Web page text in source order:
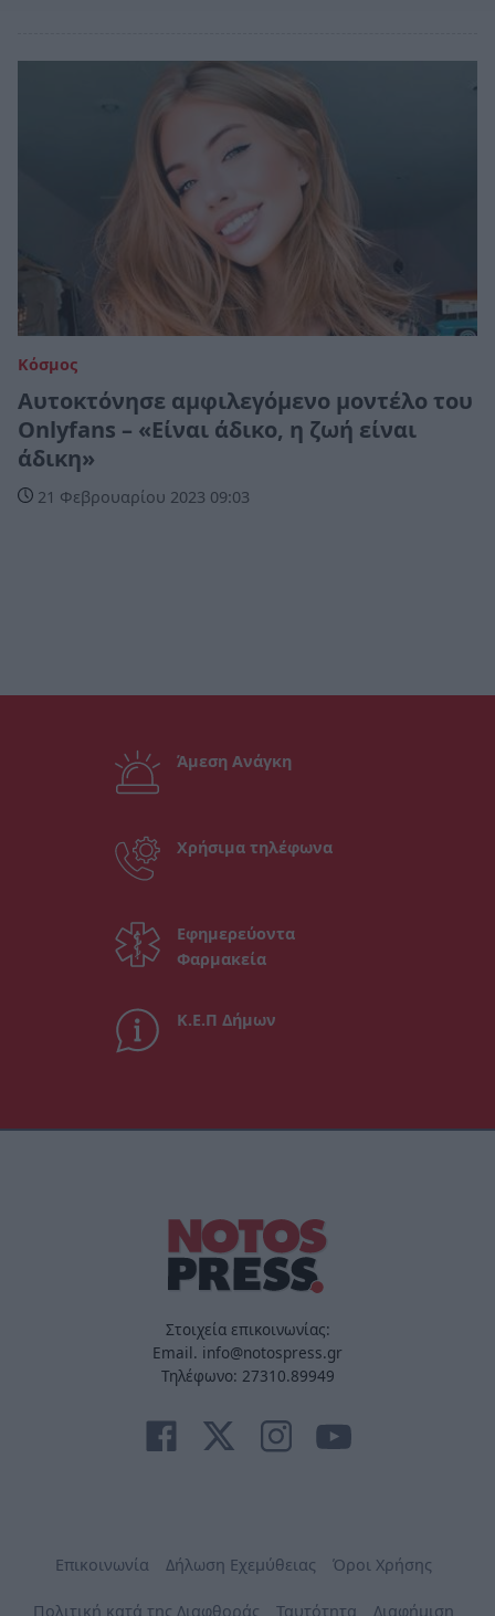
Κόσμος
Αυτοκτόνησε αμφιλεγόμενο μοντέλο του
Onlyfans – «Είναι άδικο, η ζωή είναι
άδικη»
21 Φεβρουαρίου 2023 09:03
Άμεση Ανάγκη
Χρήσιμα τηλέφωνα
Εφημερεύοντα
Φαρμακεία
Κ.Ε.Π Δήμων
Στοιχεία επικοινωνίας:
Email. info@notospress.gr
Τηλέφωνο: 27310.89949
Επικοινωνία Δήλωση Εχεμύθειας Όροι Χρήσης
Πολιτική κατά της Διαφθοράς Ταυτότητα Διαφήμιση